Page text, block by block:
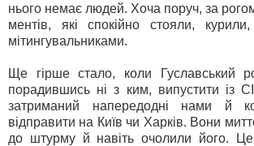
нього немає людей. Хоча поруч, за
ментів, які спокійно стояли,
мітингувальниками.
Ще гірше стало, коли Гуславський
порадившись ні з ким, випустити із
затриманий напередодні нами й
відправити на Київ чи Харків. Вони
до штурму й навіть очолили його.